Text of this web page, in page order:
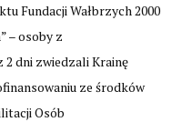
Fundacji Wałbrzych 2000
– osoby z
2 dni zwiedzali Krainę
ze środków
Osób